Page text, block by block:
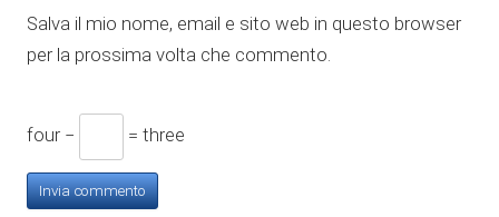
Salva il mio nome, email e sito web in questo browser
per la prossima volta che commento.
four − = three